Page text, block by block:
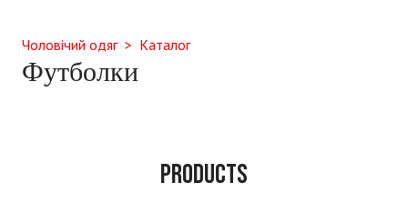
Чоловічий одяг Каталог
Футболки
Products